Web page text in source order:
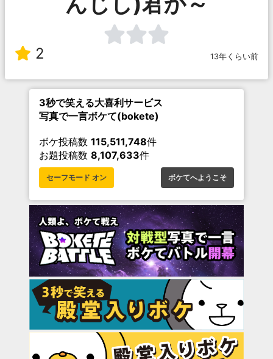
2 13年くらい前
3秒で笑える大喜利サービス
写真で一言ボケて(bokete)
ボケ投稿数 115,511,748件
お題投稿数 8,107,633件
セーフモード オン ボケてへようこそ